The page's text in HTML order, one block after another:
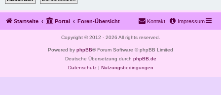
Startseite Portal Foren-Übersicht Impressum
Kontakt
Copyright © 2012 - 2026 All rights reserved.
Powered by phpBB® Forum Software © phpBB Limited
Deutsche Übersetzung durch phpBB.de
Datenschutz| Nutzungsbedingungen